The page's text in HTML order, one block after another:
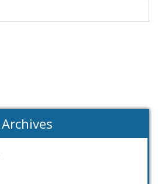
Archives